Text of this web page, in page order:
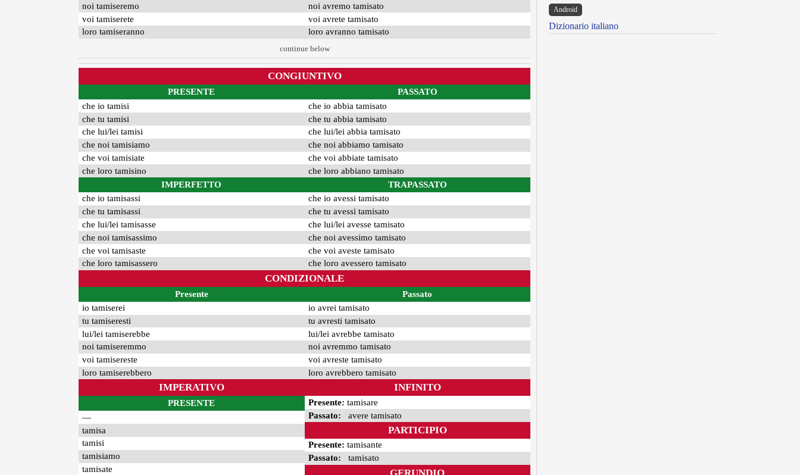
noi tamiseremo
voi tamiserete
loro tamiseranno
noi avremo tamisato
voi avrete tamisato
loro avranno tamisato
continue below
CONGIUNTIVO
PRESENTE
che io tamisi
che tu tamisi
che lui/lei tamisi
che noi tamisiamo
che voi tamisiate
che loro tamisino
IMPERFETTO
che io tamisassi
che tu tamisassi
che lui/lei tamisasse
che noi tamisassimo
che voi tamisaste
che loro tamisassero
PASSATO
che io abbia tamisato
che tu abbia tamisato
che lui/lei abbia tamisato
che noi abbiamo tamisato
che voi abbiate tamisato
che loro abbiano tamisato
TRAPASSATO
che io avessi tamisato
che tu avessi tamisato
che lui/lei avesse tamisato
che noi avessimo tamisato
che voi aveste tamisato
che loro avessero tamisato
CONDIZIONALE
Presente
io tamiserei
tu tamiseresti
lui/lei tamiserebbe
noi tamiseremmo
voi tamisereste
loro tamiserebbero
Passato
io avrei tamisato
tu avresti tamisato
lui/lei avrebbe tamisato
noi avremmo tamisato
voi avreste tamisato
loro avrebbero tamisato
IMPERATIVO
PRESENTE
—
tamisa
tamisi
tamisiamo
tamisate
INFINITO
Presente: tamisare
Passato: avere tamisato
PARTICIPIO
Presente: tamisante
Passato: tamisato
GERUNDIO
Android
Dizionario italiano